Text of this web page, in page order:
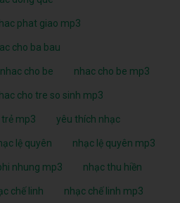
phat giao mp3
cho ba bau
nhac cho be nhac cho be mp3
cho tre so sinh mp3
mp3 yêu thích nhạc
lệ quyên nhạc lệ quyên mp3
nhung mp3 nhạc thu hiền
chế linh
nhạc chế linh mp3